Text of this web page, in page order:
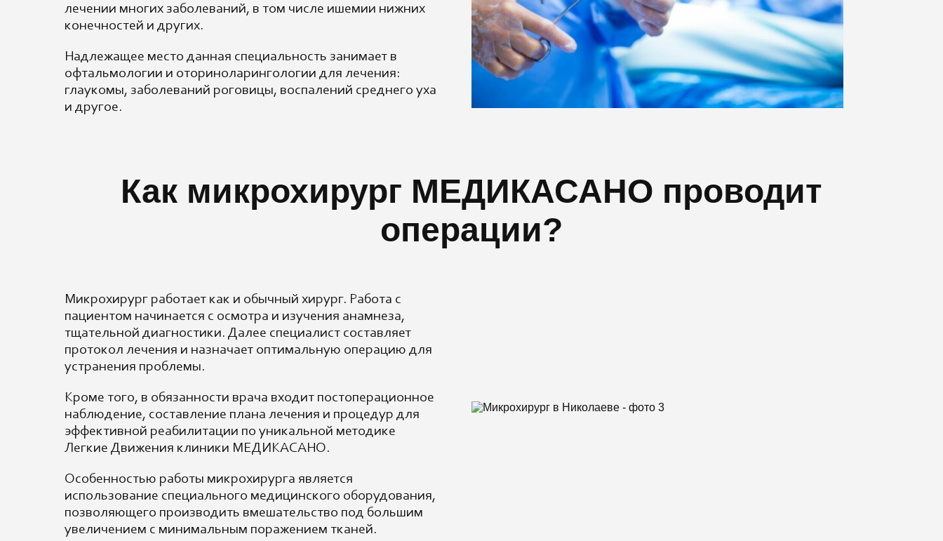
лечении многих заболеваний, в том числе ишемии нижних
конечностей и других.
Надлежащее место данная специальность занимает в
офтальмологии и оториноларингологии для лечения:
глаукомы, заболеваний роговицы, воспалений среднего уха
и другое.
Как микрохирург МЕДИКАСАНО проводит
операции?
Микрохирург работает как и обычный хирург. Работа с
пациентом начинается с осмотра и изучения анамнеза,
тщательной диагностики. Далее специалист составляет
протокол лечения и назначает оптимальную операцию для
устранения проблемы.
Кроме того, в обязанности врача входит постоперационное
наблюдение, составление плана лечения и процедур для
эффективной реабилитации по уникальной методике
Легкие Движения клиники МЕДИКАСАНО.
Особенностью работы микрохирурга является
использование специального медицинского оборудования,
позволяющего производить вмешательство под большим
увеличением с минимальным поражением тканей.